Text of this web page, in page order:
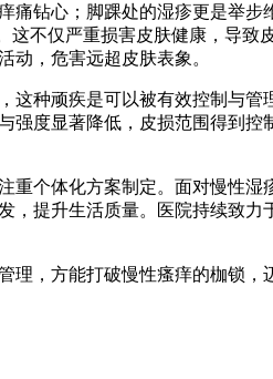
钻心；脚踝处的湿疹更是举步
不仅严重损害皮肤健康，导致
动，危害远超皮肤表象。
种顽疾是可以被有效控制与管
度显著降低，皮损范围得到
个体化方案制定。面对慢性湿
提升生活质量。医院持续致力
，方能打破慢性瘙痒的枷锁，